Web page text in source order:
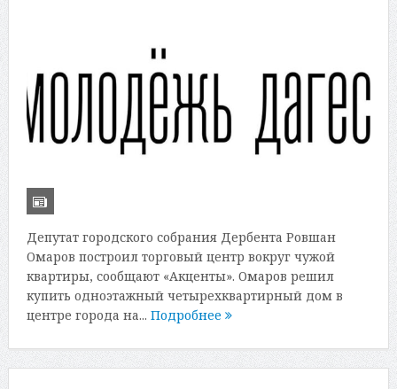
Депутат городского собрания Дербента Ровшан
Омаров построил торговый центр вокруг чужой
квартиры, сообщают «Акценты». Омаров решил
купить одноэтажный четырехквартирный дом в
центре города на... Подробнее